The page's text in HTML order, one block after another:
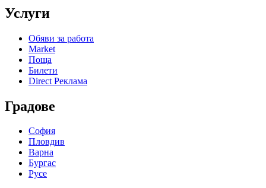
Услуги
Обяви за работа
Market
Поща
Билети
Direct Реклама
Градове
София
Пловдив
Варна
Бургас
Русе